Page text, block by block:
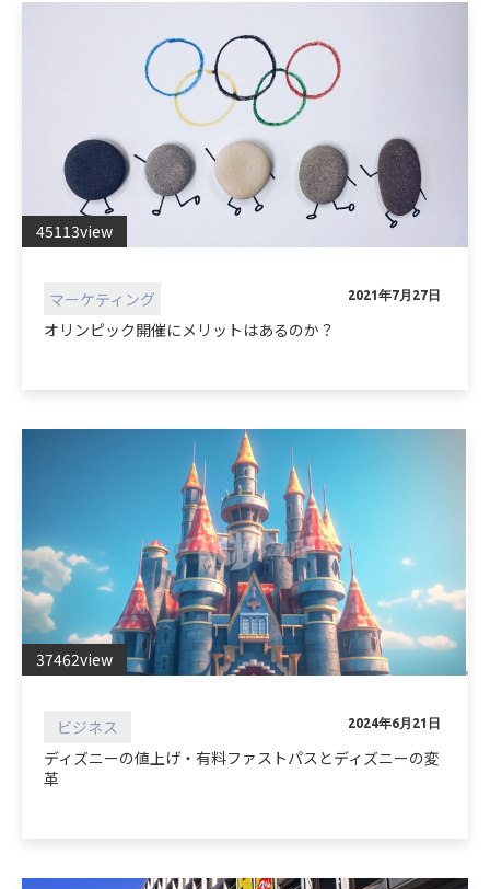
45113view
マーケティング 2021年7月27日
オリンピック開催にメリットはあるのか？
37462view
ビジネス 2024年6月21日
ディズニーの値上げ・有料ファストパスとディズニーの変
革